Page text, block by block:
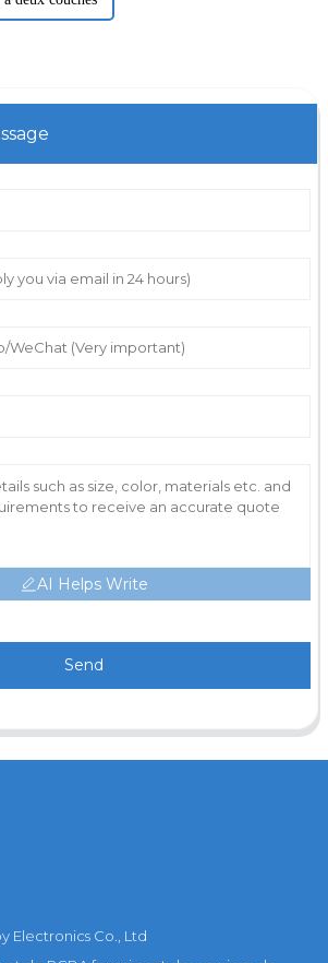
AI Helps Write
Send
Electronics Co., Ltd